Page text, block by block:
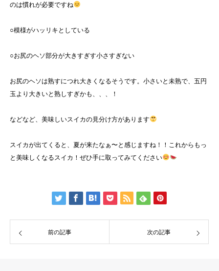
のは慣れが必要ですね
○模様がハッリキとしている
○お尻のヘソ部分が大きすぎす小さすぎない
お尻のヘソは熟すにつれ大きくなるそうです。小さいと未熟で、五円
玉より大きいと熟しすぎかも、、、！
などなど、美味しいスイカの見分け方があります
スイカが出てくると、夏が来たなぁ〜と感じますね！！これからもっ
と美味しくなるスイカ！ぜひ手に取ってみてください
前の記事 次の記事